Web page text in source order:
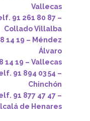
Vallecas
91 261 80 87 –
Collado Villalba
– Méndez
Álvaro
– Vallecas
91 894 03 54 –
Chinchón
91 877 47 47 –
de Henares